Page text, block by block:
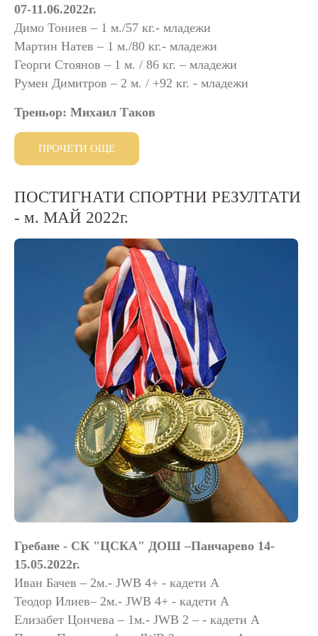
07-11.06.2022г.
Димо Тониев – 1 м./57 кг.- младежи
Мартин Натев – 1 м./80 кг.- младежи
Георги Стоянов – 1 м. / 86 кг. – младежи
Румен Димитров – 2 м. / +92 кг. - младежи
Треньор: Михаил Таков
ПРОЧЕТИ ОЩЕ
ПОСТИГНАТИ СПОРТНИ РЕЗУЛТАТИ
- м. МАЙ 2022г.
Гребане - СК "ЦСКА" ДОШ –Панчарево 14-
15.05.2022г.
Иван Бачев – 2м.- JWВ 4+ - кадети А
Теодор Илиев– 2м.- JWВ 4+ - кадети А
Елизабет Цончева – 1м.- JWВ 2 – - кадети А